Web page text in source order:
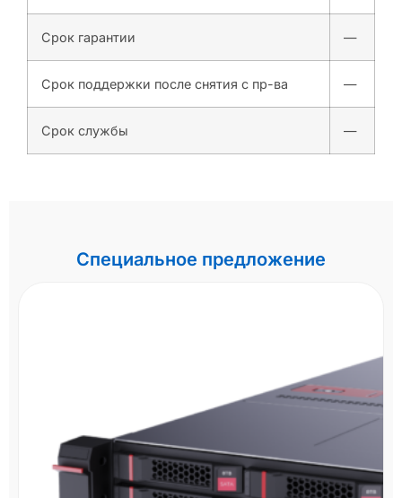
Срок гарантии —
Срок поддержки после снятия с пр-ва —
Срок службы —
Специальное предложение